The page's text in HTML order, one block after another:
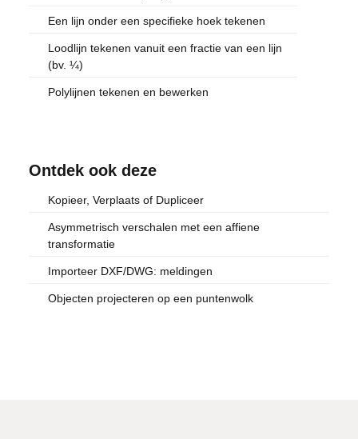
Een lijn onder een specifieke hoek tekenen
Loodlijn tekenen vanuit een fractie van een lijn
(bv. ¼)
Polylijnen tekenen en bewerken
Ontdek ook deze
Kopieer, Verplaats of Dupliceer
Asymmetrisch verschalen met een affiene
transformatie
Importeer DXF/DWG: meldingen
Objecten projecteren op een puntenwolk